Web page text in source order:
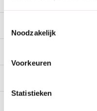
Noodzakelijk
Voorkeuren
Statistieken